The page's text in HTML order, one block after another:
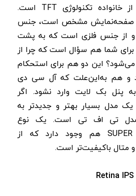
این نوع صفحه‌نمایش از خانواده تکنولوژی TFT است.
صفحه‌نمایش مشخص است، جنس
از جنس فلزی است که به پشت
شما هم سؤال است که چرا از
می‌شود؟ این دو هم برای استحکام
و هم به‌این‌علت که آل سی دی
بک لایت وارد نشود. اگر
مدل بسیار بهتر و جدیدتر به
مدل تی اف تی است. یک نوع
صفحه‌نمایش SUPER METAL هم وجود دارد که از
باکیفیت‌تر است.